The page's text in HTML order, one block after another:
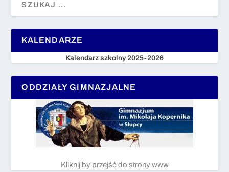
KALENDARZE
Kalendarz szkolny 2025-2026
ODDZIAŁY GIMNAZJALNE
Kliknij by przejść do strony www